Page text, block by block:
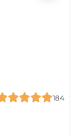
184